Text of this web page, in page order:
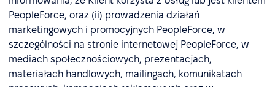
PeopleForce, oraz (ii) prowadzenia działań
marketingowych i promocyjnych PeopleForce, w
szczególności na stronie internetowej PeopleForce, w
mediach społecznościowych, prezentacjach,
materiałach handlowych, mailingach, komunikatach